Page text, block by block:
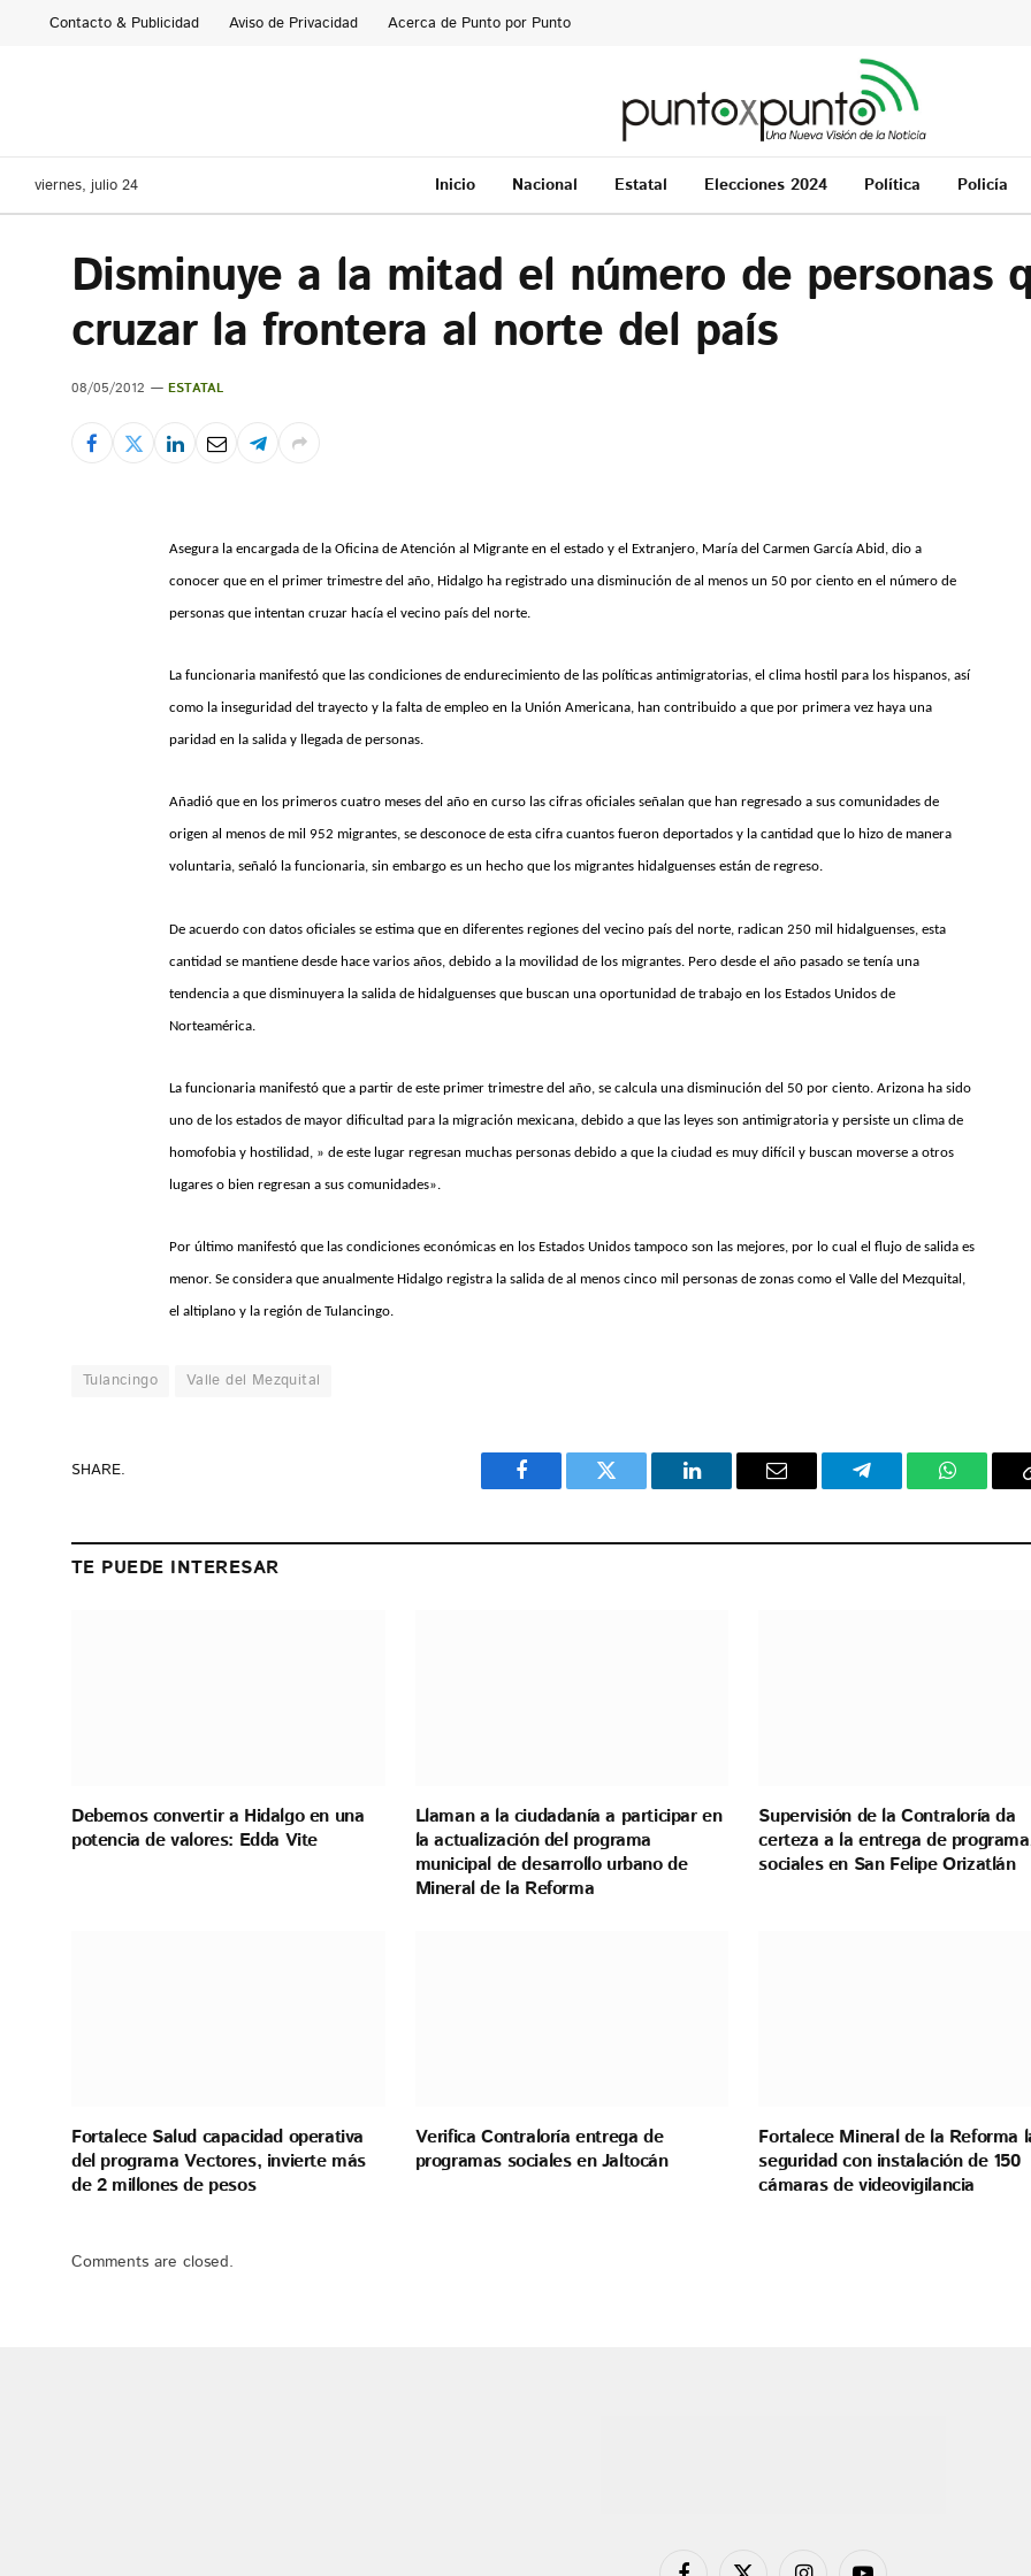
Contacto & Publicidad Aviso de Privacidad Acerca de Punto por Punto
viernes, julio 24 Inicio Nacional Estatal Elecciones 2024 Política Policía
Disminuye a la mitad el número de personas
cruzar la frontera al norte del país
08/05/2012 ESTATAL
Asegura la encargada de la Oficina de Atención al Migrante en el estado y el Extranjero, María del Carmen García Abid, dio a
conocer que en el primer trimestre del año, Hidalgo ha registrado una disminución de al menos un 50 por ciento en el número de
personas que intentan cruzar hacía el vecino país del norte.
La funcionaria manifestó que las condiciones de endurecimiento de las políticas antimigratorias, el clima hostil para los hispanos, así
como la inseguridad del trayecto y la falta de empleo en la Unión Americana, han contribuido a que por primera vez haya una
paridad en la salida y llegada de personas.
Añadió que en los primeros cuatro meses del año en curso las cifras oficiales señalan que han regresado a sus comunidades de
origen al menos de mil 952 migrantes, se desconoce de esta cifra cuantos fueron deportados y la cantidad que lo hizo de manera
voluntaria, señaló la funcionaria, sin embargo es un hecho que los migrantes hidalguenses están de regreso.
De acuerdo con datos oficiales se estima que en diferentes regiones del vecino país del norte, radican 250 mil hidalguenses, esta
cantidad se mantiene desde hace varios años, debido a la movilidad de los migrantes. Pero desde el año pasado se tenía una
tendencia a que disminuyera la salida de hidalguenses que buscan una oportunidad de trabajo en los Estados Unidos de
Norteamérica.
La funcionaria manifestó que a partir de este primer trimestre del año, se calcula una disminución del 50 por ciento. Arizona ha sido
uno de los estados de mayor dificultad para la migración mexicana, debido a que las leyes son antimigratoria y persiste un clima de
homofobia y hostilidad, » de este lugar regresan muchas personas debido a que la ciudad es muy difícil y buscan moverse a otros
lugares o bien regresan a sus comunidades».
Por último manifestó que las condiciones económicas en los Estados Unidos tampoco son las mejores, por lo cual el flujo de salida es
menor. Se considera que anualmente Hidalgo registra la salida de al menos cinco mil personas de zonas como el Valle del Mezquital,
el altiplano y la región de Tulancingo.
Tulancingo Valle del Mezquital
SHARE.
Facebook Twitter LinkedIn Email Telegram
TE PUEDE INTERESAR
Debemos convertir a Hidalgo en una
potencia de valores: Edda Vite
Llaman a la ciudadanía a participar en
la actualización del programa
municipal de desarrollo urbano de
Mineral de la Reforma
Supervisión de la Contraloría da
certeza a la entrega de
sociales en San Felipe Orizatlán
Fortalece Salud capacidad operativa
del programa Vectores, invierte más
de 2 millones de pesos
Verifica Contraloría entrega de
programas sociales en Jaltocán
Fortalece Mineral de la Reforma
seguridad con instalación de 150
cámaras de videovigilancia
Comments are closed.